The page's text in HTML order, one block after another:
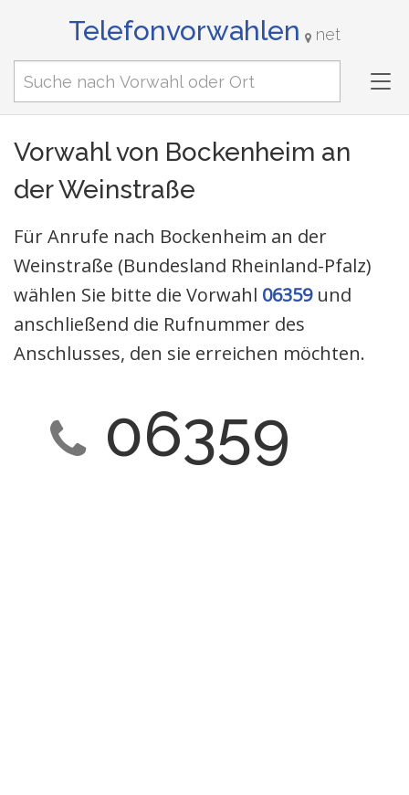
Telefonvorwahlen net
Vorwahl von Bockenheim an
der Weinstraße
Für Anrufe nach Bockenheim an der
Weinstraße (Bundesland Rheinland-Pfalz)
wählen Sie bitte die Vorwahl 06359und
anschließend die Rufnummer des
Anschlusses, den sie erreichen möchten.
06359